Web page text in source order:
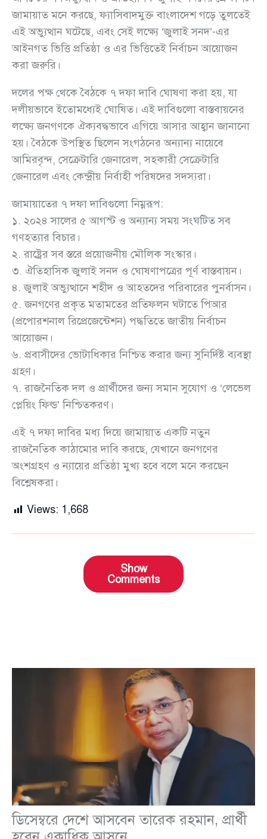
জামায়াত মনে করছে, ফ্যাসিবাদমুক্ত বাংলাদেশ গড়ে তুলতেই
এই অভ্যুত্থান ঘটেছে, এবং সেই লক্ষ্যে ‘জুলাই সনদ’-এর
আইনগত ভিত্তি প্রতিষ্ঠা ও এর ভিত্তিতেই নির্বাচন আয়োজন
করা জরুরি।
দলের পক্ষ থেকে বৈঠকে ৭ দফা দাবি ঘোষণা করা হয়, যা
দলীয়ভাবে ইতোমধ্যেই ঘোষিত। এই দাবিগুলো বাস্তবায়নের
লক্ষ্যে জনগণকে ঐক্যবদ্ধভাবে এগিয়ে আসার আহ্বান জানানো
হয়। বৈঠকে উপস্থিত ছিলেন সংগঠনের অন্যান্য নায়েবে
আমিরবৃন্দ, সেক্রেটারি জেনারেল, সহকারী সেক্রেটারি
জেনারেল এবং কেন্দ্রীয় নির্বাহী পরিষদের সদস্যরা।
জামায়াতের ৭ দফা দাবিগুলো নিম্নরূপ:
১. ২০২৪ সালের ৫ আগস্ট ও অন্যান্য সময় সংঘটিত সব
গণহত্যার বিচার।
২. রাষ্ট্রের সব স্তরে প্রয়োজনীয় মৌলিক সংস্কার।
৩. ঐতিহাসিক জুলাই সনদ ও ঘোষণাপত্রের পূর্ণ বাস্তবায়ন।
৪. জুলাই অভ্যুত্থানে শহীদ ও আহতদের পরিবারের পুনর্বাসন।
৫. জনগণের প্রকৃত মতামতের প্রতিফলন ঘটাতে পিআর
(প্রপোরশনাল রিপ্রেজেন্টেশন) পদ্ধতিতে জাতীয় নির্বাচন
আয়োজন।
৬. প্রবাসীদের ভোটাধিকার নিশ্চিত করার জন্য সুনির্দিষ্ট ব্যবস্থা
গ্রহণ।
৭. রাজনৈতিক দল ও প্রার্থীদের জন্য সমান সুযোগ ও ‘লেভেল
প্লেয়িং ফিল্ড’ নিশ্চিতকরণ।
এই ৭ দফা দাবির মধ্য দিয়ে জামায়াত একটি নতুন
রাজনৈতিক কাঠামোর দাবি করছে, যেখানে জনগণের
অংশগ্রহণ ও ন্যায়ের প্রতিষ্ঠা মুখ্য হবে বলে মনে করছেন
বিশ্লেষকরা।
Views: 1,668
Show
Comments
ডিসেম্বরে দেশে আসবেন তারেক রহমান, প্রার্থী